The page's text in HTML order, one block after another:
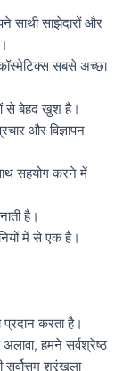
साथी साझेदारों और
सबसे अच्छा
से बेहद खुश है।
और विज्ञापन
सहयोग करने में
है।
में से एक है।
प्रदान करता है।
हमने सर्वश्रेष्ठ
सर्वोत्तम श्रृंखला